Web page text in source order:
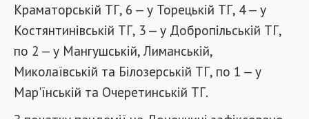
Краматорській ТГ, 6 — у Торецькій ТГ, 4 — у
Костянтинівській ТГ, 3 — у Добропільській ТГ,
по 2 — у Мангушській, Лиманській,
Миколаївській та Білозерській ТГ, по 1 — у
Мар'їнській та Очеретинській ТГ.